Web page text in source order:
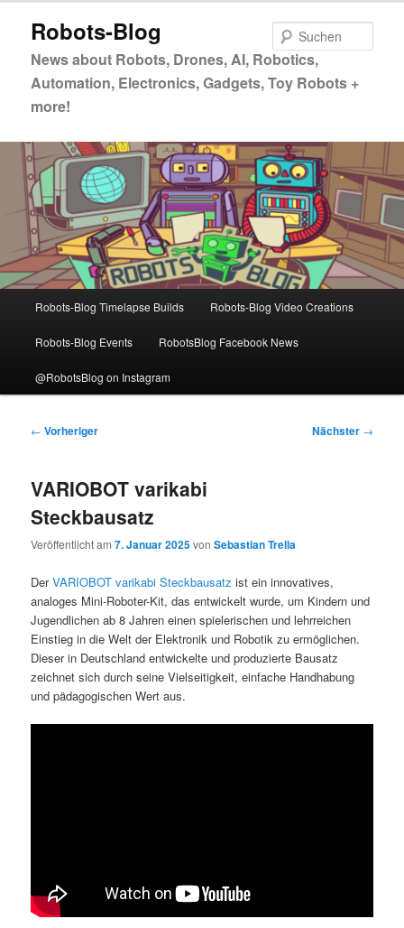
primären
springen
Robots-Blog
News about Robots, Drones, AI, Robotics,
Automation, Electronics, Gadgets, Toy Robots +
more!
Robots-Blog Timelapse Builds Robots-Blog Video Creations
Robots-Blog Events RobotsBlog Facebook News
@RobotsBlog on Instagram
Beitragsnavigation
← Vorheriger Nächster →
VARIOBOT varikabi
Steckbausatz
Veröffentlicht am7. Januar 2025vonSebastian Trella
DerVARIOBOT varikabi Steckbausatz ist ein innovatives,
analoges Mini-Roboter-Kit, das entwickelt wurde, um Kindern und
Jugendlichen ab 8 Jahren einen spielerischen und lehrreichen
Einstieg in die Welt der Elektronik und Robotik zu ermöglichen.
Dieser in Deutschland entwickelte und produzierte Bausatz
zeichnet sich durch seine Vielseitigkeit, einfache Handhabung
und pädagogischen Wert aus.